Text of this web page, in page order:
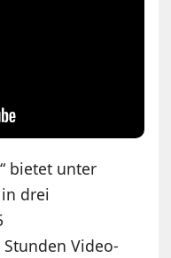
bietet unter
drei
Video-